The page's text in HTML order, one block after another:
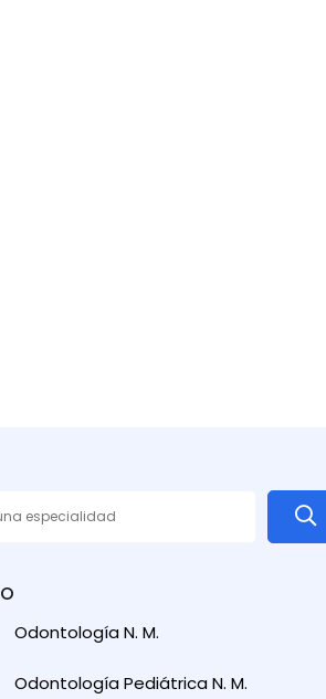
O
Odontología N. M.
Odontología Pediátrica N. M.